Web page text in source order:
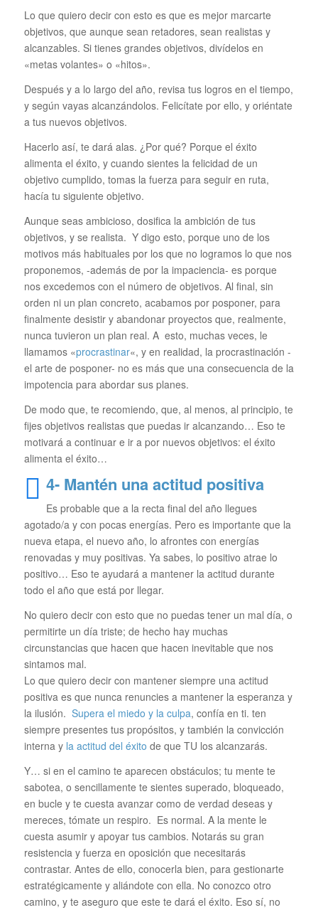
Lo que quiero decir con esto es que es mejor marcarte
objetivos, que aunque sean retadores, sean realistas y
alcanzables. Si tienes grandes objetivos, divídelos en
«metas volantes» o «hitos».
Después y a lo largo del año, revisa tus logros en el tiempo,
y según vayas alcanzándolos. Felicítate por ello, y oriéntate
a tus nuevos objetivos.
Hacerlo así, te dará alas. ¿Por qué? Porque el éxito
alimenta el éxito, y cuando sientes la felicidad de un
objetivo cumplido, tomas la fuerza para seguir en ruta,
hacía tu siguiente objetivo.
Aunque seas ambicioso, dosifica la ambición de tus
objetivos, y se realista. Y digo esto, porque uno de los
motivos más habituales por los que no logramos lo que nos
proponemos, -además de por la impaciencia- es porque
nos excedemos con el número de objetivos. Al final, sin
orden ni un plan concreto, acabamos por posponer, para
finalmente desistir y abandonar proyectos que, realmente,
nunca tuvieron un plan real. A esto, muchas veces, le
llamamos «procrastinar«, y en realidad, la procrastinación -
el arte de posponer- no es más que una consecuencia de la
impotencia para abordar sus planes.
De modo que, te recomiendo, que, al menos, al principio, te
fijes objetivos realistas que puedas ir alcanzando… Eso te
motivará a continuar e ir a por nuevos objetivos: el éxito
alimenta el éxito…
4- Mantén una actitud positiva
Es probable que a la recta final del año llegues
agotado/a y con pocas energías. Pero es importante que la
nueva etapa, el nuevo año, lo afrontes con energías
renovadas y muy positivas. Ya sabes, lo positivo atrae lo
positivo… Eso te ayudará a mantener la actitud durante
todo el año que está por llegar.
No quiero decir con esto que no puedas tener un mal día, o
permitirte un día triste; de hecho hay muchas
circunstancias que hacen que hacen inevitable que nos
sintamos mal.
Lo que quiero decir con mantener siempre una actitud
positiva es que nunca renuncies a mantener la esperanza y
la ilusión. Supera el miedo y la culpa, confía en ti. ten
siempre presentes tus propósitos, y también la convicción
interna yla actitud del éxito de que TU los alcanzarás.
Y… si en el camino te aparecen obstáculos; tu mente te
sabotea, o sencillamente te sientes superado, bloqueado,
en bucle y te cuesta avanzar como de verdad deseas y
mereces, tómate un respiro. Es normal. A la mente le
cuesta asumir y apoyar tus cambios. Notarás su gran
resistencia y fuerza en oposición que necesitarás
contrastar. Antes de ello, conocerla bien, para gestionarte
estratégicamente y aliándote con ella. No conozco otro
camino, y te aseguro que este te dará el éxito. Eso sí, no